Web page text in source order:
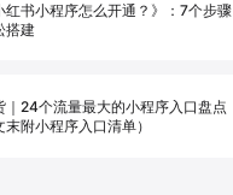
红书小程序怎么开通？》：7个步骤
搭建
｜24个流量最大的小程序入口盘点
末附小程序入口清单）